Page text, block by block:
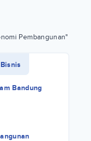
Pembangunan"
Bandung